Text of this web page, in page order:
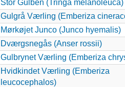
Stor Gulben (Tringa melanoleuca)
Gulgrå Værling (Emberiza
Mørkøjet Junco (Junco hyemalis)
Dværgsnegås (Anser rossii)
Gulbrynet Værling (Emberiza
Hvidkindet Værling (Emberiza
leucocephalos)